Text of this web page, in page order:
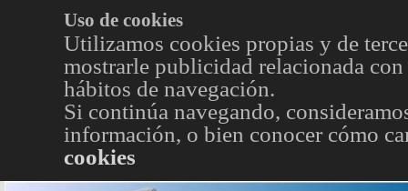
Uso de cookies
Utilizamos cookies propias y de
mostrarle publicidad relacionada
hábitos de navegación.
Si continúa navegando,
información, o bien conocer cómo
cookies